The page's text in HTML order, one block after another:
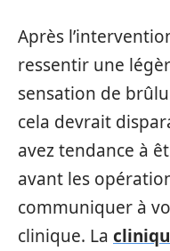
Après
ressentir une
sensation de
cela devrait
avez tendance à
avant les
communiquer à
clinique. La